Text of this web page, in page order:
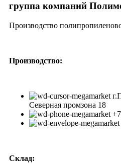
группа компаний
Производство
Производство:
Северная промзона 18
Склад: